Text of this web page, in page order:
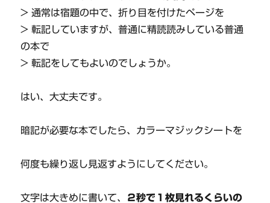
> 通常は宿題の中で、折り目を付けたページを
> 転記していますが、普通に精読読みしている普通
の本で
> 転記をしてもよいのでしょうか。
はい、大丈夫です。
暗記が必要な本でしたら、カラーマジックシートを
何度も繰り返し見返すようにしてください。
文字は大きめに書いて、 ２秒で１枚見れるくらいの